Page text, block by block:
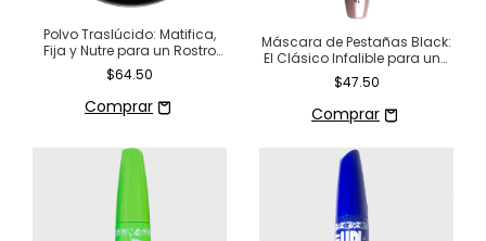
Polvo Traslúcido: Matifica,
Fija y Nutre para un Rostro
Impecable
$64.50
Máscara de Pestañas Black:
El Clásico Infalible para una
Mirada Seductora
$47.50